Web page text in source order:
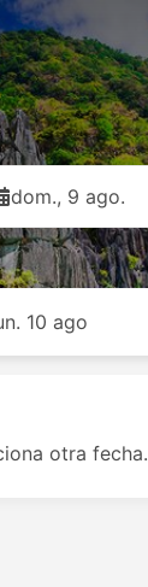
dom., 9 ago.
10 ago
otra fecha.